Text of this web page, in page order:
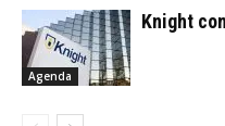
Agenda
Knight